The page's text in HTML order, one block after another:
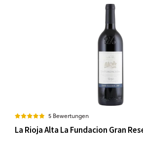
5 Bewertungen
La Rioja Alta La Fundacion Gran